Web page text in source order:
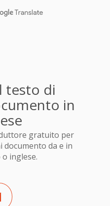
testo di
in
gratuito per
da e in
inglese.